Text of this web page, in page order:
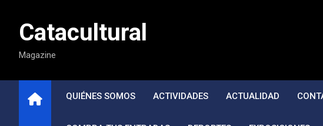
contenidoCatacultural
Magazine
QUIÉNES SOMOS ACTIVIDADES ACTUALIDAD